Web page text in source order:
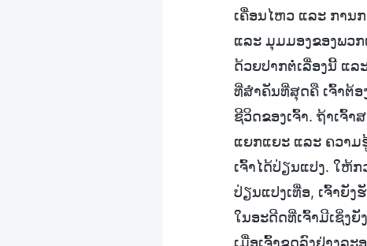
ເຄື່ອນໄຫວ ແລະ ການ
ແລະ ມຸມມອງຂອງພວ
ດ້ວຍປາກຕໍ່ເລື່ອງນີ້ ແ
ທີ່ສຳຄັນທີ່ສຸດຄື ເຈົ້າຕ້ອ
ຊີວິດຂອງເຈົ້າ. ຖ້າເຈົ້
ແຍກແຍະ ແລະ ຄວາມ
ເຈົ້າໄດ້ປ່ຽນແປງ. ໃຫ້ກ
ປ່ຽນແປງເທື່ອ, ເຈົ້າຍັ
ໃນອະດີດທີ່ເຈົ້າມີເຊິ່ງ
ເມື່ອເຈົ້າຂຸດລົງຢ່າງລ